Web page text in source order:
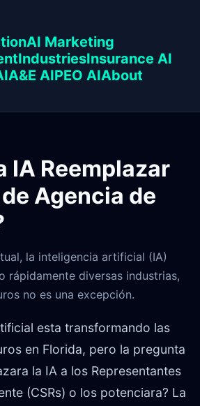
AI Marketing
IndustriesInsurance AI
A&E AIPEO AIAbout
IA Reemplazar
de Agencia de
la inteligencia artificial (IA)
rápidamente diversas industrias,
no es una excepción.
esta transformando las
en Florida, pero la pregunta
la IA a los Representantes
(CSRs) o los potenciara? La